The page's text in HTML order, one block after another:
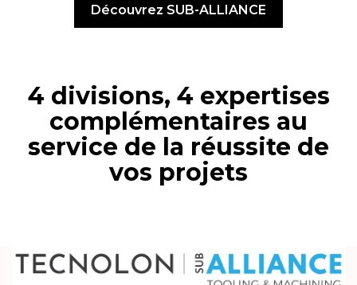
Découvrez SUB-ALLIANCE
4 divisions, 4 expertises
complémentaires au
service de la réussite de
vos projets